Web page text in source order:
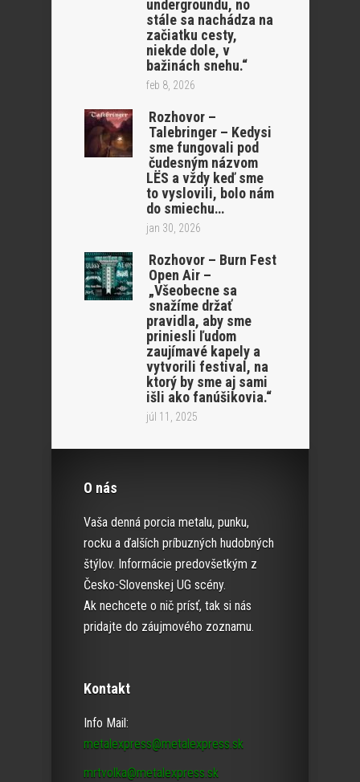
undergroundu, no
stále sa nachádza na
začiatku cesty,
niekde dole, v
bažinách snehu.“
feb 8, 2026
Rozhovor –
Talebringer – Kedysi
sme fungovali pod
čudesným názvom
LËS a vždy keď sme
to vyslovili, bolo nám
do smiechu…
jan 30, 2026
Rozhovor – Burn Fest
Open Air –
„Všeobecne sa
snažíme držať
pravidla, aby sme
priniesli ľudom
zaujímavé kapely a
vytvorili festival, na
ktorý by sme aj sami
išli ako fanúšikovia.“
júl 11, 2025
O nás
Vaša denná porcia metalu, punku,
rocku a ďalších príbuzných hudobných
štýlov. Informácie predovšetkým z
Česko-Slovenskej UG scény.
Ak nechcete o nič prísť, tak si nás
pridajte do záujmového zoznamu.
Kontakt
Info Mail:
metalexpress@metalexpress.sk
mrtvolka@metalexpress.sk